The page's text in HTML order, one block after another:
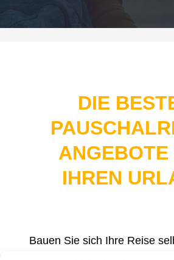
DIE
ANGEBOTE
IHREN
Bauen Sie sich Ihre Reise